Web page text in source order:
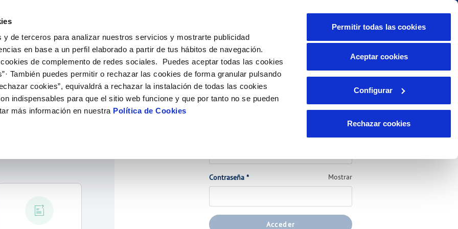
y de terceros para analizar nuestros servicios y mostrarte publicidad
en base a un perfil elaborado a partir de tus hábitos de navegación.
de complemento de redes sociales. Puedes aceptar todas las cookies
También puedes permitir o rechazar las cookies de forma granular pulsando
cookies”, equivaldrá a rechazar la instalación de todas las cookies
indispensables para que el sitio web funcione y que por tanto no se pueden
más información en nuestra Política de Cookies
Aceptar cookies
Configurar
Rechazar cookies
Permitir todas las cookies
Alta de suministro
de suministro
MODIFICACIÓN DE DATOS
Actualizar datos bancarios
Actualizar datos de domicilio
INCIDENCIAS
Comunica anomalías o posibles
fraudes
Tu Servicio
AL CLIENTE
contacto
interés
COMPROMISO DE SERVICIO
Customer Counsel (Defensa del cliente)
Normativa del servicio
Tu Agua
del agua
CUIDADOS DEL AGUA
Consejos de ahorro
Depósitos comunitarios
Conócenos
CONDUCTA
DE GESTIÓN Y CERTIFICADOS
PERFIL DEL CONTRATANTE
Plataforma de contratación del sector
público
Licitaciones en curso
PORTAL DE TRANSPARENCIA
Nuestros compromisos Área de clientes
Contraseña *(Obligatorio) Mostrar
Acceder